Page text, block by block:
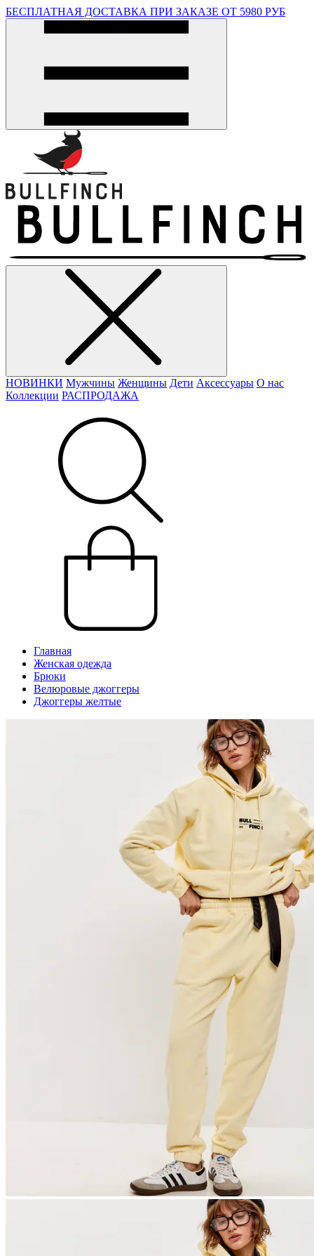
БЕСПЛАТНАЯ ДОСТАВКА ПРИ ЗАКАЗЕ ОТ 5980 РУБ
НОВИНКИ Мужчины Женщины Дети Аксессуары О нас
Коллекции РАСПРОДАЖА
Главная
Женская одежда
Брюки
Велюровые джоггеры
Джоггеры желтые